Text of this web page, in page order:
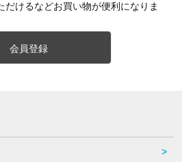
だけるなどお買い物が便利になりま
会員登録